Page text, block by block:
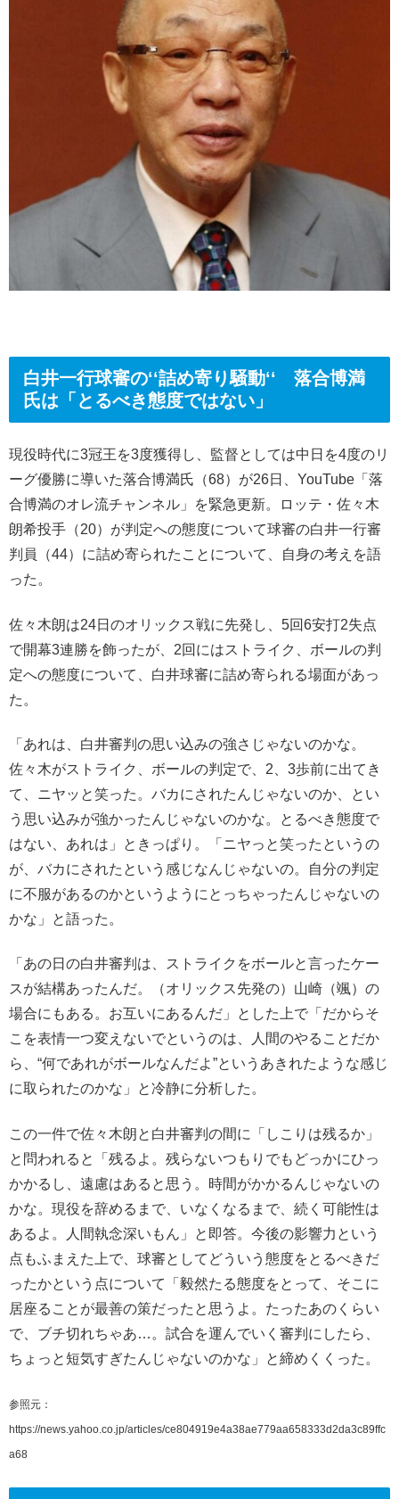
白井一行球審の‘‘詰め寄り騒動‘‘ 落合博満
氏は「とるべき態度ではない」
現役時代に3冠王を3度獲得し、監督としては中日を4度のリ
ーグ優勝に導いた落合博満氏（68）が26日、YouTube「落
合博満のオレ流チャンネル」を緊急更新。ロッテ・佐々木
朗希投手（20）が判定への態度について球審の白井一行審
判員（44）に詰め寄られたことについて、自身の考えを語
った。
佐々木朗は24日のオリックス戦に先発し、5回6安打2失点
で開幕3連勝を飾ったが、2回にはストライク、ボールの判
定への態度について、白井球審に詰め寄られる場面があっ
た。
「あれは、白井審判の思い込みの強さじゃないのかな。
佐々木がストライク、ボールの判定で、2、3歩前に出てき
て、ニヤッと笑った。バカにされたんじゃないのか、とい
う思い込みが強かったんじゃないのかな。とるべき態度で
はない、あれは」ときっぱり。「ニヤっと笑ったというの
が、バカにされたという感じなんじゃないの。自分の判定
に不服があるのかというようにとっちゃったんじゃないの
かな」と語った。
「あの日の白井審判は、ストライクをボールと言ったケー
スが結構あったんだ。（オリックス先発の）山崎（颯）の
場合にもある。お互いにあるんだ」とした上で「だからそ
こを表情一つ変えないでというのは、人間のやることだか
ら、“何であれがボールなんだよ”というあきれたような感じ
に取られたのかな」と冷静に分析した。
この一件で佐々木朗と白井審判の間に「しこりは残るか」
と問われると「残るよ。残らないつもりでもどっかにひっ
かかるし、遠慮はあると思う。時間がかかるんじゃないの
かな。現役を辞めるまで、いなくなるまで、続く可能性は
あるよ。人間執念深いもん」と即答。今後の影響力という
点もふまえた上で、球審としてどういう態度をとるべきだ
ったかという点について「毅然たる態度をとって、そこに
居座ることが最善の策だったと思うよ。たったあのくらい
で、ブチ切れちゃあ…。試合を運んでいく審判にしたら、
ちょっと短気すぎたんじゃないのかな」と締めくくった。
参照元：
https://news.yahoo.co.jp/articles/ce804919e4a38ae779aa658333d2da3c89ffc
a68